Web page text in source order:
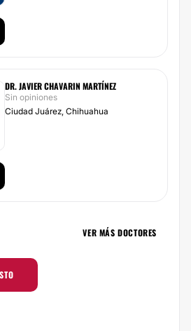
DR. JAVIER CHAVARIN MARTÍNEZ
Sin opiniones
Ciudad Juárez, Chihuahua
VER MÁS DOCTORES